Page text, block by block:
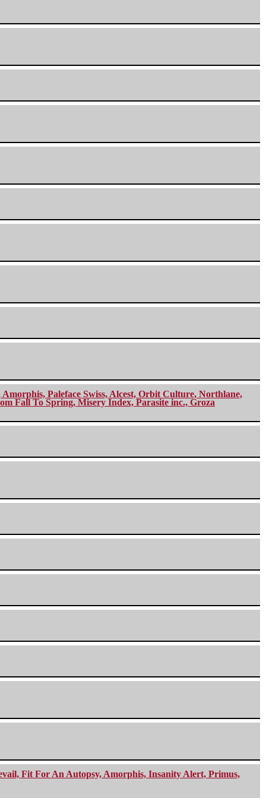
Paleface Swiss, Alcest, Orbit Culture, Northlane,
Fall To Spring, Misery Index, Parasite inc., Groza
Fit For An Autopsy, Amorphis, Insanity Alert, Primus,